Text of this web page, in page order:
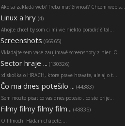
Ako sa zakladá web? Treba mať živnosť? Chcem web s...
Linux a hry (4)
Ahojte chcel by som ci mi vie niekto poradiť čítal...
Screenshots (66965)
Vkladajte sem vaše zaujímavé screenshoty z hier. O...
Sector hraje ... (130326)
:diskoška o HRACH, ktore prave hravate, ale aj o t...
Čo ma dnes potešilo ... (44383)
Sem mozte pisat co vas dnes potesio , co ste prije...
Filmy filmy filmy film... (48835)
O filmoch. Hádam chápete....